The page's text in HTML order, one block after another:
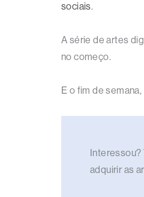
sociais.
A série de artes
no começo.
E o fim de
adquirir as